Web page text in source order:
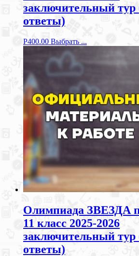
заключительный тур
ответы)
Р400.00 Выбрать ...
Олимпиада ЗВЕЗДА
11 класс 2025-2026
заключительный тур
ответы)